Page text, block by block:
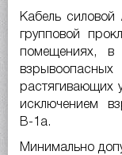
Кабель
групповой
помещениях,
растягивающих
исключением
В-1а.
Минимально